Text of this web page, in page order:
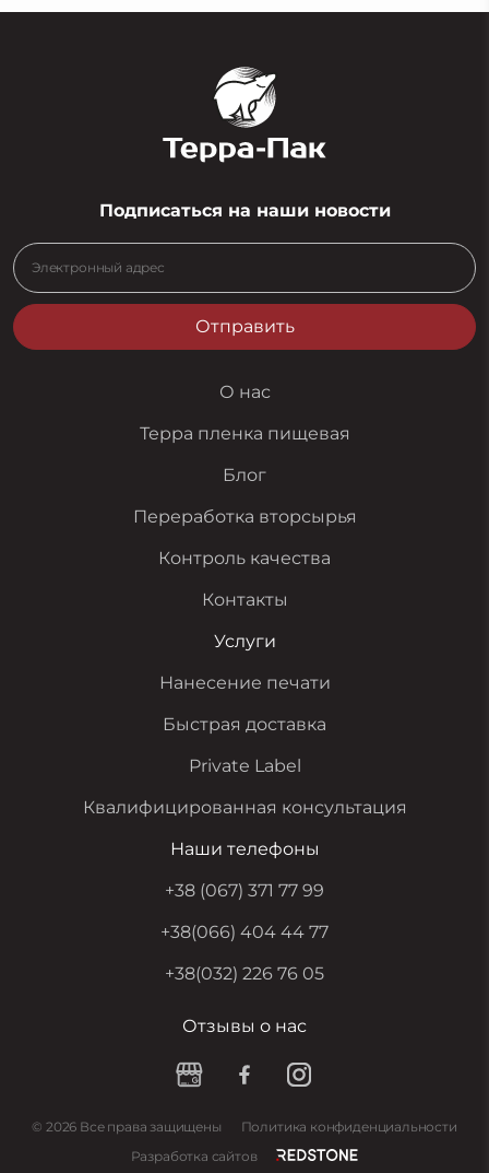
Подписаться на наши новости
Отправить
О нас
Терра пленка пищевая
Блог
Переработка вторсырья
Контроль качества
Контакты
Услуги
Нанесение печати
Быстрая доставка
Private Label
Квалифицированная консультация
Наши телефоны
+38 (067) 371 77 99
+38(066) 404 44 77
+38(032) 226 76 05
Отзывы о нас
© 2026 Все права защищены
Политика конфиденциальности
Разработка сайтов